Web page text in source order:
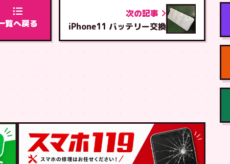
覧へ戻る
次の記事
iPhone11 バッテリー交換